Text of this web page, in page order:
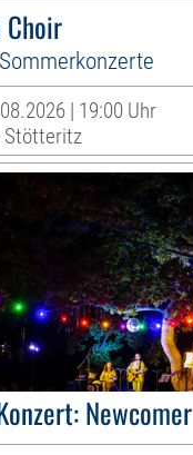
Choir
| 19:00 Uhr
Stötteritz
Newcomer